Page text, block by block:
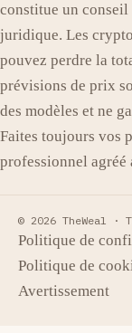
constitue un
juridique. Les
pouvez perdre la
prévisions de prix
des modèles et ne
Faites toujours vos
professionnel agréé
© 2026 TheWeal ·
Politique de
Politique de
Avertissement